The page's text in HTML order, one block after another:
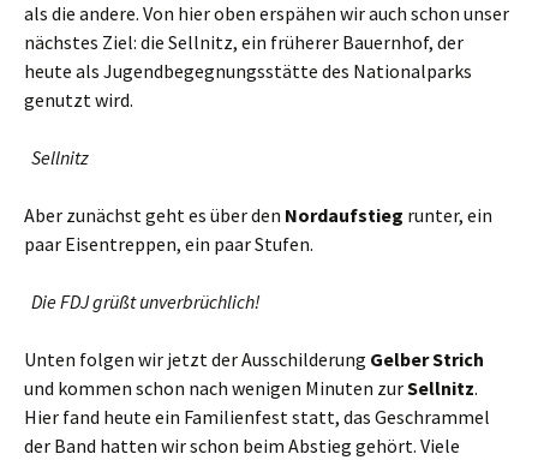
als die andere. Von hier oben erspähen wir auch schon unser
nächstes Ziel: die Sellnitz, ein früherer Bauernhof, der
heute als Jugendbegegnungsstätte des Nationalparks
genutzt wird.
Sellnitz
Aber zunächst geht es über den Nordaufstieg runter, ein
paar Eisentreppen, ein paar Stufen.
Die FDJ grüßt unverbrüchlich!
Unten folgen wir jetzt der Ausschilderung Gelber Strich
und kommen schon nach wenigen Minuten zurSellnitz.
Hier fand heute ein Familienfest statt, das Geschrammel
der Band hatten wir schon beim Abstieg gehört. Viele